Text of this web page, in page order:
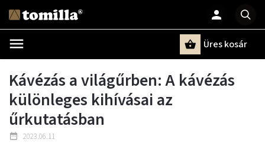
Üres kosár
Kávézás a világűrben: A kávézás
különleges kihívásai az
űrkutatásban
2023.06.11